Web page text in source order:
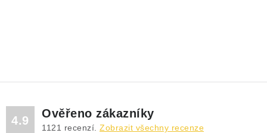
4.9
Ověřeno zákazníky
1121 recenzí. Zobrazit všechny recenze